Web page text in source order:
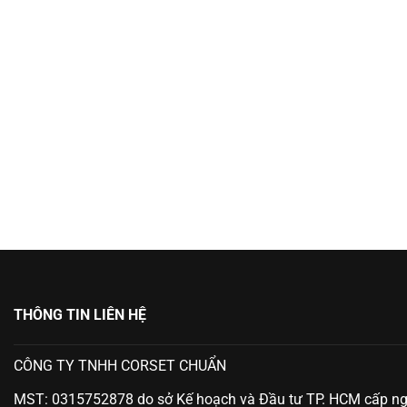
THÔNG TIN LIÊN HỆ
CÔNG TY TNHH CORSET CHUẨN
MST: 0315752878 do sở Kế hoạch và Đầu tư TP. HCM cấp